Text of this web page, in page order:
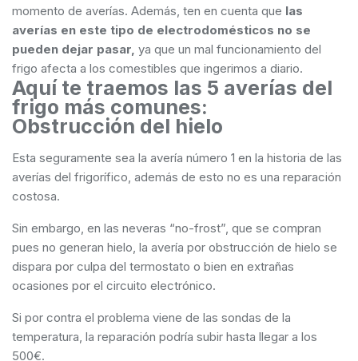
momento de averías. Además, ten en cuenta que las
averías en este tipo de electrodomésticos no se
pueden dejar pasar, ya que un mal funcionamiento del
frigo afecta a los comestibles que ingerimos a diario.
Aquí te traemos las 5 averías del
frigo más comunes:
Obstrucción del hielo
Esta seguramente sea la avería número 1 en la historia de las
averías del frigorífico, además de esto no es una reparación
costosa.
Sin embargo, en las neveras “no-frost”, que se compran
pues no generan hielo, la avería por obstrucción de hielo se
dispara por culpa del termostato o bien en extrañas
ocasiones por el circuito electrónico.
Si por contra el problema viene de las sondas de la
temperatura, la reparación podría subir hasta llegar a los
500€.